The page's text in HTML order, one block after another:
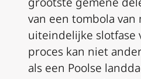
van een tombola van
uiteindelijke slotfase
proces kan niet
als een Poolse